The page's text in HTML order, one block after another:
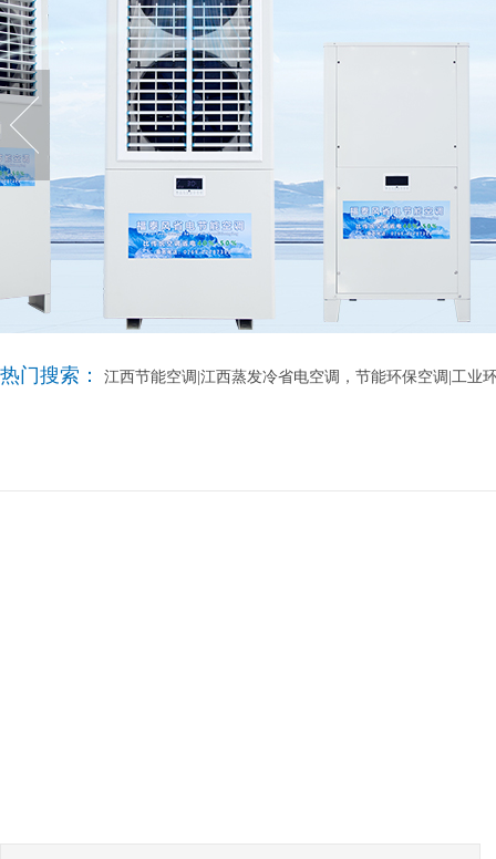
热门搜索： 江西节能空调|江西蒸发冷省电空调，节能环保空调|工业